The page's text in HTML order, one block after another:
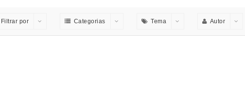
Filtrar por Categorias Tema Autor